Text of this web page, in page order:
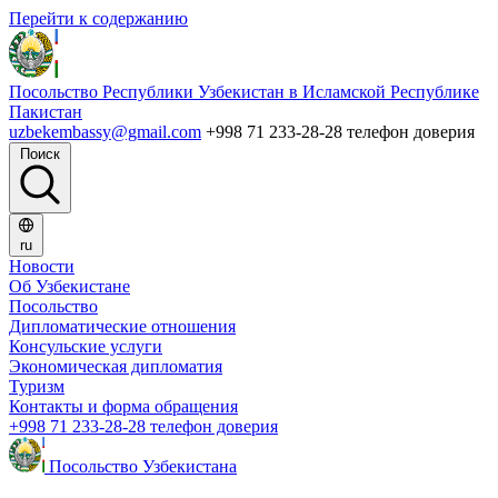
Перейти к содержанию
Посольство Республики Узбекистан в Исламской Республике
Пакистан
uzbekembassy@gmail.com +998 71 233-28-28 телефон доверия
Поиск
ru
Новости
Об Узбекистане
Посольство
Дипломатические отношения
Консульские услуги
Экономическая дипломатия
Туризм
Контакты и форма обращения
+998 71 233-28-28 телефон доверия
Посольство Узбекистана